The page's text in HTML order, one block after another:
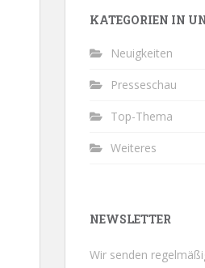
KATEGORIEN IN
Neuigkeiten
Presseschau
Top-Thema
Weiteres
NEWSLETTER
Wir senden